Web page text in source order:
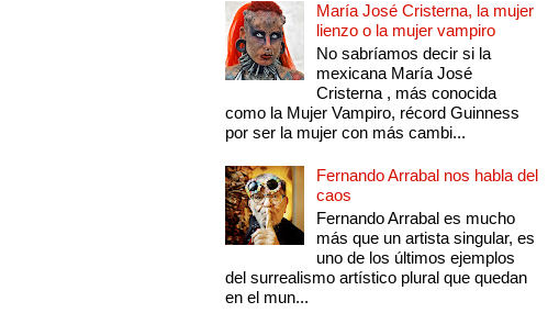
María José Cristerna, la mujer
lienzo o la mujer vampiro
No sabríamos decir si la
mexicana María José
Cristerna , más conocida
como la Mujer Vampiro, récord Guinness
por ser la mujer con más cambi...
Fernando Arrabal nos habla del
caos
Fernando Arrabal es mucho
más que un artista singular, es
uno de los últimos ejemplos
del surrealismo artístico plural que quedan
en el mun...